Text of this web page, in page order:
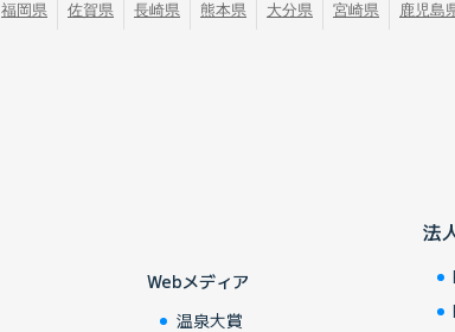
福岡県 佐賀県 長崎県 熊本県 大分県 宮崎県 鹿児島
Webメディア
温泉大賞
法